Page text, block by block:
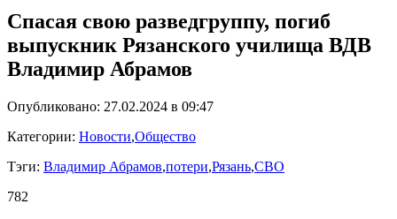
Спасая свою разведгруппу, погиб
выпускник Рязанского училища ВДВ
Владимир Абрамов
Опубликовано: 27.02.2024 в 09:47
Категории: Новости,Общество
Тэги: Владимир Абрамов,потери,Рязань,СВО
782